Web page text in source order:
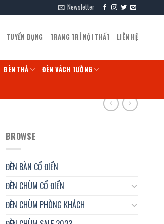
Newsletter
TUYỂN DỤNG TRANG TRÍ NỘI THẤT LIÊN HỆ
ĐÈN THẢ ĐÈN VÁCH TƯỜNG
BROWSE
ĐÈN BÀN CỔ ĐIỂN
ĐÈN CHÙM CỔ ĐIỂN
ĐÈN CHÙM PHÒNG KHÁCH